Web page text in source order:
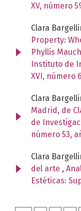
XV, número
Clara
Property:
Phyllis
Instituto de
XVI, número
Clara
Madrid, de
de
número 53,
Clara
del arte ,
Estéticas: